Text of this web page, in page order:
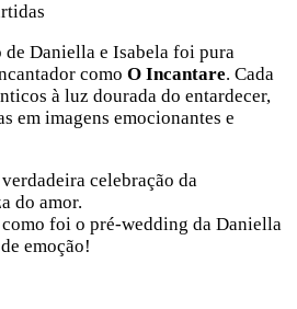
de Daniella e Isabela foi pura
como O Incantare. Cada
à luz dourada do entardecer,
em imagens emocionantes e
celebração da
do amor.
foi o pré-wedding da Daniella
emoção!